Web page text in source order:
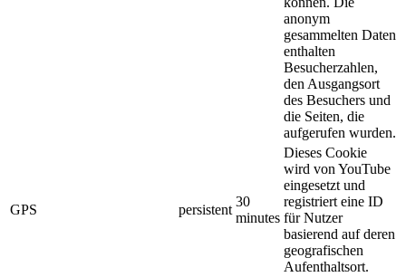
anonym
gesammelten Daten
enthalten
Besucherzahlen,
den Ausgangsort
des Besuchers und
die Seiten, die
aufgerufen wurden.
GPS persistent
30
minutes
Dieses Cookie
wird von YouTube
eingesetzt und
registriert eine ID
für Nutzer
basierend auf deren
geografischen
Aufenthaltsort.